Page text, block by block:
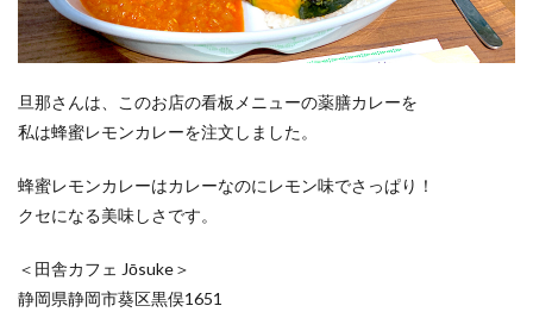
旦那さんは、このお店の看板メニューの薬膳カレーを
私は蜂蜜レモンカレーを注文しました。
蜂蜜レモンカレーはカレーなのにレモン味でさっぱり！
クセになる美味しさです。
＜田舎カフェ Jōsuke＞
静岡県静岡市葵区黒俣1651